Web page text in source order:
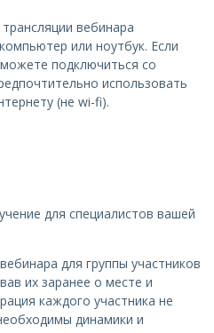
вебинара
или ноутбук. Если
подключиться со
использовать
(не wi-fi).
для специалистов вашей
для группы участников
их заранее о месте и
каждого участника не
динамики и